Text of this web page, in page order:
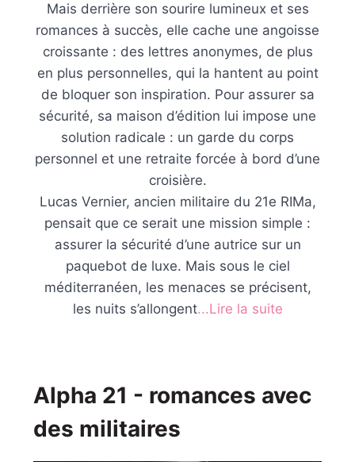
Mais derrière son sourire lumineux et ses
romances à succès, elle cache une angoisse
croissante : des lettres anonymes, de plus
en plus personnelles, qui la hantent au point
de bloquer son inspiration. Pour assurer sa
sécurité, sa maison d’édition lui impose une
solution radicale : un garde du corps
personnel et une retraite forcée à bord d’une
croisière.
Lucas Vernier, ancien militaire du 21e RIMa,
pensait que ce serait une mission simple :
assurer la sécurité d’une autrice sur un
paquebot de luxe. Mais sous le ciel
méditerranéen, les menaces se précisent,
les nuits s’allongent...Lire la suite
Alpha 21 - romances avec
des militaires